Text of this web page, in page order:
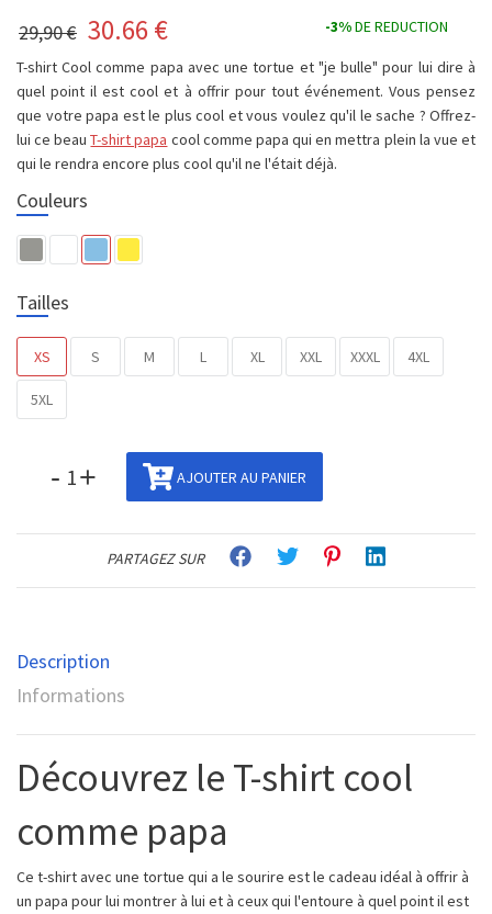
29,90 € 30.66 € -3%DE REDUCTION
T-shirt Cool comme papa avec une tortue et "je bulle" pour lui dire à
quel point il est cool et à offrir pour tout événement. Vous pensez
que votre papa est le plus cool et vous voulez qu'il le sache ? Offrez-
lui ce beauT-shirt papa cool comme papa qui en mettra plein la vue et
qui le rendra encore plus cool qu'il ne l'était déjà.
Couleurs
Tailles
XS S M L XL XXL XXXL 4XL
5XL
- + AJOUTER AU PANIER
PARTAGEZ SUR
Description
Informations
Découvrez le T-shirt cool
comme papa
Ce t-shirt avec une tortue qui a le sourire est le cadeau idéal à offrir à
un papa pour lui montrer à lui et à ceux qui l'entoure à quel point il est